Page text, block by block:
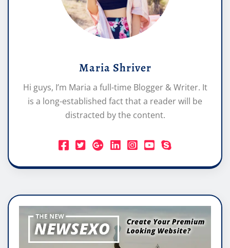
Maria Shriver
Hi guys, I’m Maria a full-time Blogger & Writer. It
is a long-established fact that a reader will be
distracted by the content.